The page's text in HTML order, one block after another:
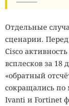
Отдельные
сценарии.
Cisco
всплесков за 18
«обратный
сокращались
Ivanti и Fortinet